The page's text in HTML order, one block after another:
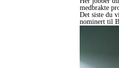
medbrakte
Det siste du
nominert til